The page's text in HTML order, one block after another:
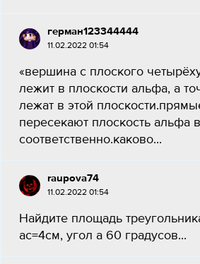
герман123344444
11.02.2022 01:54
«вершина с плоского
лежит в плоскости альфа, а
лежат в этой
пересекают плоскость альфа в
соответственно.каково...
raupova74
11.02.2022 01:54
Найдите площадь
ac=4см, угол а 60 градусов...